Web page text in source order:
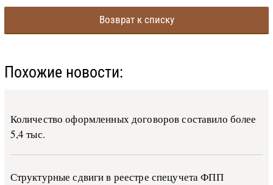
Возврат к списку
Похожие новости:
Количество оформленных договоров составило более
5,4 тыс.
Структурные сдвиги в реестре спецучета ФПП